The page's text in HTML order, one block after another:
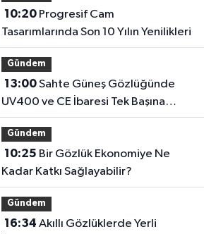
10:20Progresif Cam
Tasarımlarında Son 10 Yılın Yenilikleri
Gündem
13:00Sahte Güneş Gözlüğünde
UV400 ve CE İbaresi Tek Başına
Yeterli mi?
Gündem
10:25
Kadar Katkı Sağlayabilir?
Gündem
16:34